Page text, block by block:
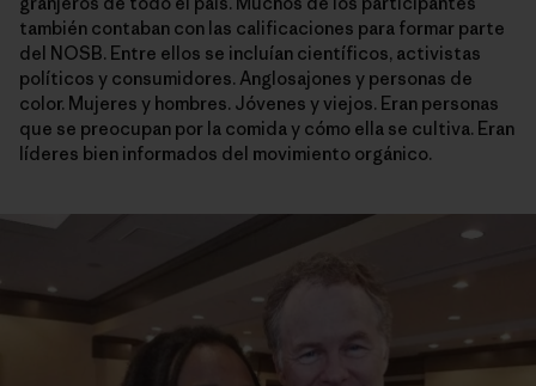
también contaban con las calificaciones para formar parte
del NOSB. Entre ellos se incluían científicos, activistas
políticos y consumidores. Anglosajones y personas de
color. Mujeres y hombres. Jóvenes y viejos. Eran personas
que se preocupan por la comida y cómo ella se cultiva. Eran
líderes bien informados del movimiento orgánico.